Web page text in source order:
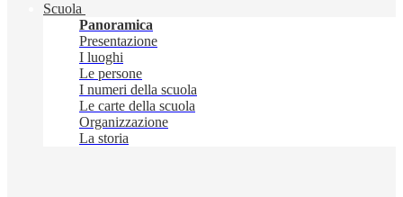
Scuola
Panoramica
Presentazione
I luoghi
Le persone
I numeri della scuola
Le carte della scuola
Organizzazione
La storia